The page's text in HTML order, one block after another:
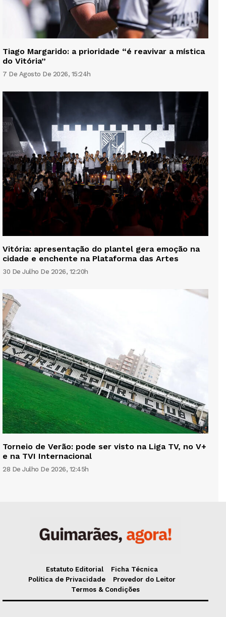
Tiago Margarido: a prioridade “é reavivar a mística
do Vitória”
7 De Agosto De 2026, 15:24h
Vitória: apresentação do plantel gera emoção na
cidade e enchente na Plataforma das Artes
30 De Julho De 2026, 12:20h
Torneio de Verão: pode ser visto na Liga TV, no V+
e na TVI Internacional
28 De Julho De 2026, 12:45h
Estatuto Editorial
Ficha Técnica
Política de Privacidade
Provedor do Leitor
Termos & Condições